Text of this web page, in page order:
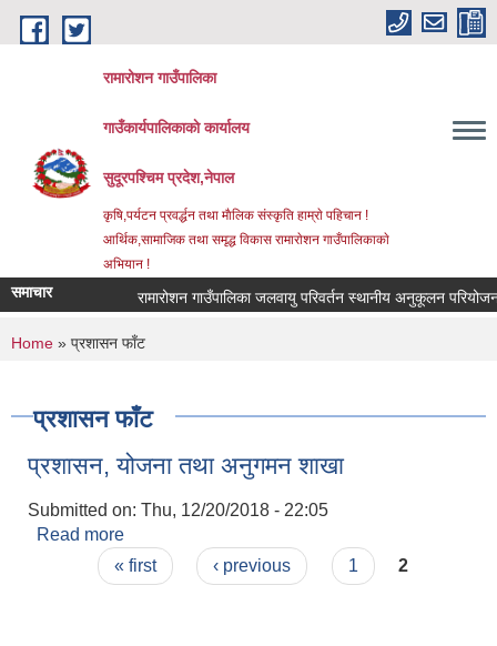
Skip to main content
रामारोशन गाउँपालिका
गाउँकार्यपालिकाकाे कार्यालय
सुदूरपश्चिम प्रदेश,नेपाल
कृषि,पर्यटन प्रवर्द्धन तथा माैलिक संस्कृति हाम्राे पहिचान !
आर्थिक,सामाजिक तथा समृद्ध विकास रामाराेशन गाउँपालिकाकाे
अभियान !
समाचार रामारोशन गाउँपालिका जलवायु परिवर्तन स्थानीय अनुकूलन
You are here
Home » प्रशासन फाँट
प्रशासन फाँट
प्रशासन, योजना तथा अनुगमन शाखा
Submitted on: Thu, 12/20/2018 - 22:05
Read more
Pages« first ‹ previous 1 2